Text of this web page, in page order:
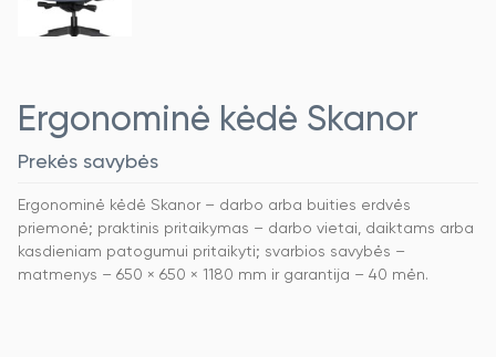
Ergonominė kėdė Skanor
Prekės savybės
Ergonominė kėdė Skanor – darbo arba buities erdvės
priemonė; praktinis pritaikymas – darbo vietai, daiktams arba
kasdieniam patogumui pritaikyti; svarbios savybės –
matmenys – 650 × 650 × 1180 mm ir garantija – 40 mėn.